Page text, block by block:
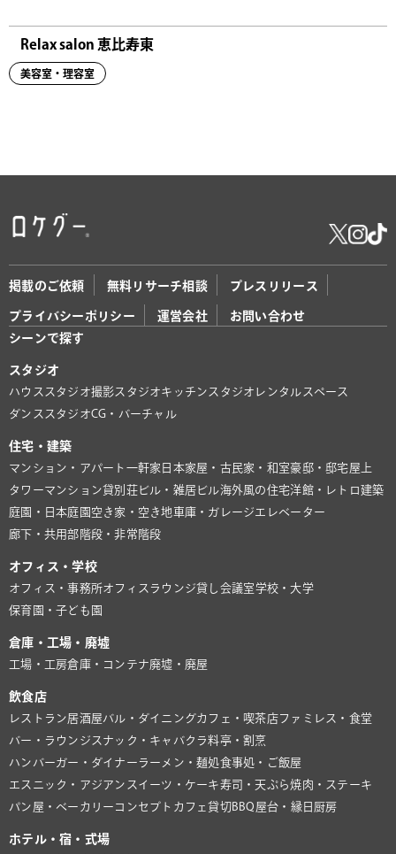
Relax salon 恵比寿東
美容室・理容室
掲載のご依頼 無料リサーチ相談 プレスリリース
プライバシーポリシー 運営会社
お問い合わせ
シーンで探す
スタジオ
ハウススタジオ撮影スタジオキッチンスタジオ レンタルスペース
ダンススタジオCG・バーチャル
住宅・建築
マンション・アパート 一軒家 日本家屋・古民家・和室豪邸・邸宅屋上
タワーマンション貸別荘ビル・雑居ビル海外風の住宅洋館・レトロ建築
庭園・日本庭園 空き家・空き地 車庫・ガレージ エレベーター
廊下・共用部 階段・非常階段
オフィス・学校
オフィス・事務所オフィスラウンジ貸し会議室学校・大学
保育園・子ども園
倉庫・工場・廃墟
工場・工房倉庫・コンテナ廃墟・廃屋
飲食店
レストラン居酒屋バル・ダイニングカフェ・喫茶店ファミレス・食堂
バー・ラウンジ スナック・キャバクラ料亭・割烹
ハンバーガー・ダイナーラーメン・麺処食事処・ご飯屋
エスニック・アジアン スイーツ・ケーキ寿司・天ぷら焼肉・ステーキ
パン屋・ベーカリー コンセプトカフェ貸切BBQ 屋台・縁日 厨房
ホテル・宿・式場